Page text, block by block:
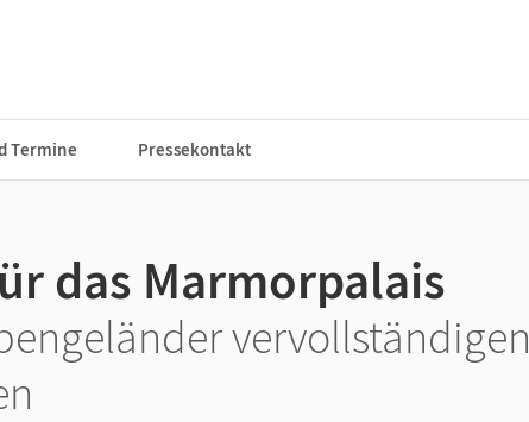
Termine Pressekontakt
das Marmorpalais
vervollständigen